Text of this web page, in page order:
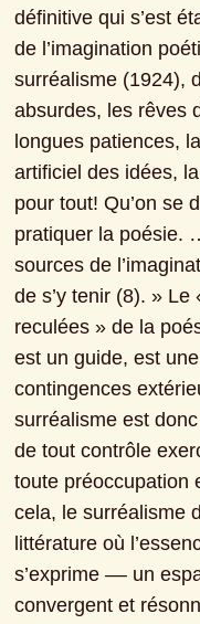
définitive qui s’est
de l’imagination
surréalisme (1924),
absurdes, les rêves
longues patiences,
artificiel des idées,
pour tout! Qu’on se
pratiquer la poésie.
sources de
de s’y tenir (8). » Le
reculées » de la
est un guide, est
contingences
surréalisme est
de tout contrôle
toute préoccupation
cela, le surréalisme
littérature où
s’exprime –– un
convergent et